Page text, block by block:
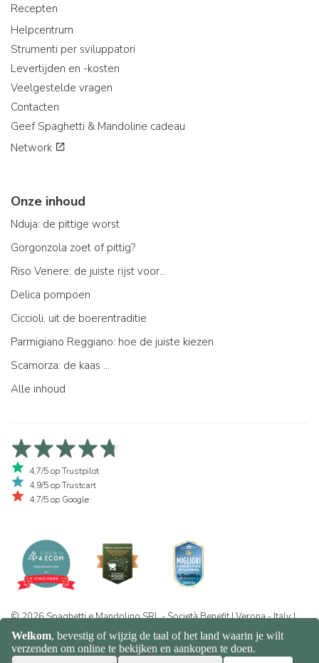
Recepten
Helpcentrum
Strumenti per sviluppatori
Levertijden en -kosten
Veelgestelde vragen
Contacten
Geef Spaghetti & Mandoline cadeau
Network
Onze inhoud
Nduja: de pittige worst
Gorgonzola zoet of pittig?
Riso Venere: de juiste rijst voor...
Delica pompoen
Ciccioli, uit de boerentraditie
Parmigiano Reggiano: hoe de juiste kiezen
Scamorza: de kaas ...
Alle inhoud
4,7/5 op Trustpilot
4,9/5 op Trustcart
4,7/5 op Google
© 2026 Spaghetti e Mandolino SRL - Società Benefit | Verona - Italy |
+39 351 865 9444 | P.I. IT04913730232 | Certificazione BIO: IT-BIO-
016.380-0110744.2026.001 | REA VR-455804 |Privacy- en
cookiebeleid|Sitemap